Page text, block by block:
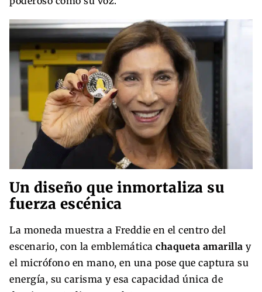
Un diseño que inmortaliza su
fuerza escénica
La moneda muestra a Freddie en el centro del
escenario, con la emblemática chaqueta amarilla y
el micrófono en mano, en una pose que captura su
energía, su carisma y esa capacidad única de